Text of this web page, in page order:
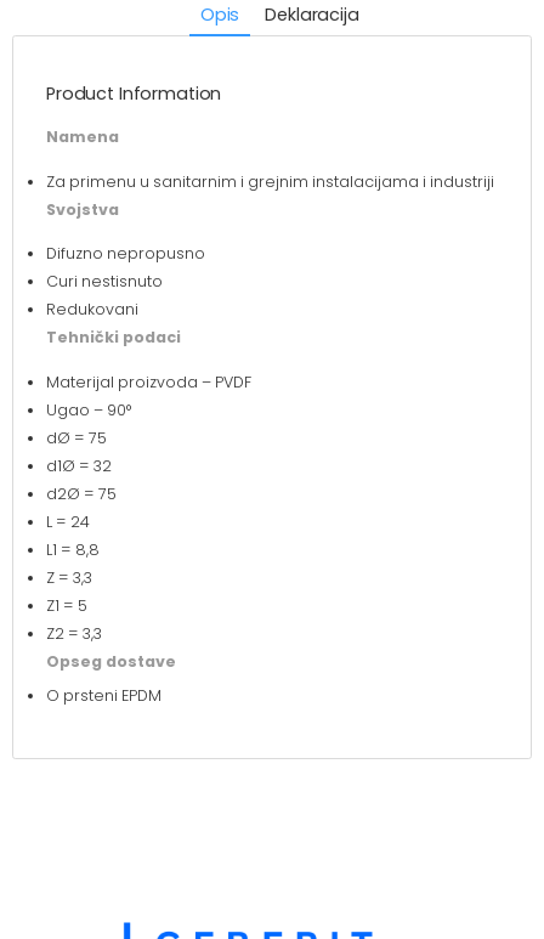
Opis Deklaracija
Product Information
Namena
Za primenu u sanitarnim i grejnim instalacijama i industriji
Svojstva
Difuzno nepropusno
Curi nestisnuto
Redukovani
Tehnički podaci
Materijal proizvoda – PVDF
Ugao – 90°
dØ = 75
d1Ø = 32
d2Ø = 75
L = 24
L1 = 8,8
Z = 3,3
Z1 = 5
Z2 = 3,3
Opseg dostave
O prsteni EPDM